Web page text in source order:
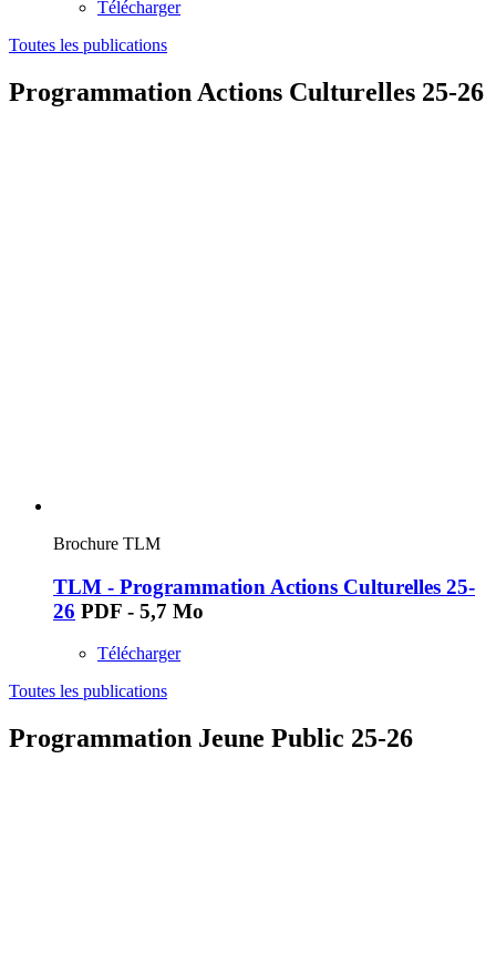
Télécharger
Toutes les publications
Programmation Actions Culturelles 25-26
Brochure TLM
TLM - Programmation Actions Culturelles 25-
26 PDF - 5,7 Mo
Télécharger
Toutes les publications
Programmation Jeune Public 25-26